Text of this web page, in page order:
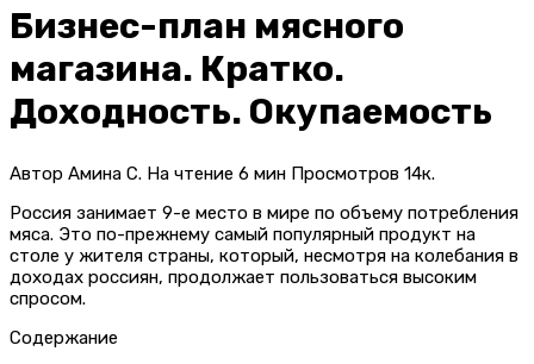
Бизнес-план мясного
магазина. Кратко.
Доходность. Окупаемость
Автор Амина С. На чтение 6 мин Просмотров 14к.
Россия занимает 9-е место в мире по объему потребления
мяса. Это по-прежнему самый популярный продукт на
столе у жителя страны, который, несмотря на колебания в
доходах россиян, продолжает пользоваться высоким
спросом.
Содержание